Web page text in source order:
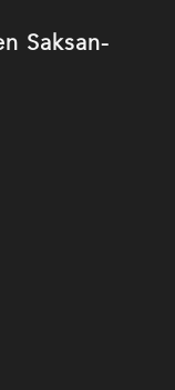
Saksan-